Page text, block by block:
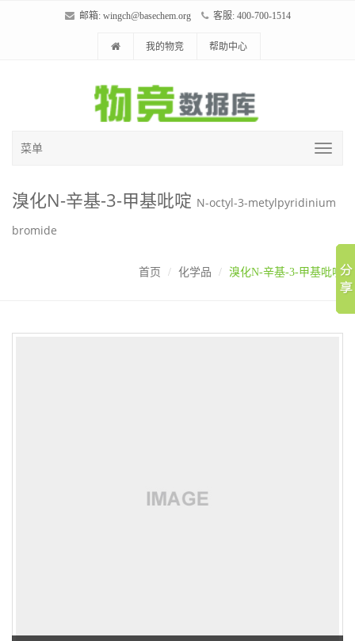
邮箱: wingch@basechem.org 客服: 400-700-1514
我的物竞 帮助中心
菜单
溴化N-辛基-3-甲基吡啶 N-octyl-3-metylpyridinium
bromide
首页 化学品 溴化N-辛基-3-甲基吡啶